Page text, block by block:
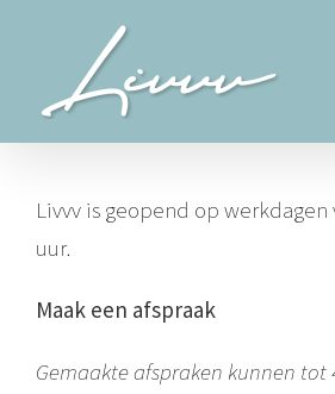
inhoud
Livvv is geopend op werkdagen
uur.
Maak een afspraak
Gemaakte afspraken kunnen tot